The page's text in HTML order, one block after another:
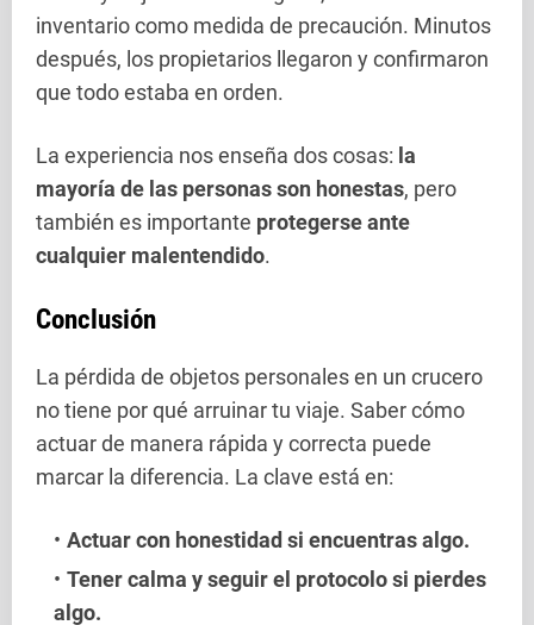
inventario como medida de precaución. Minutos
después, los propietarios llegaron y confirmaron
que todo estaba en orden.
La experiencia nos enseña dos cosas: la
mayoría de las personas son honestas, pero
también es importante protegerse ante
cualquier malentendido.
Conclusión
La pérdida de objetos personales en un crucero
no tiene por qué arruinar tu viaje. Saber cómo
actuar de manera rápida y correcta puede
marcar la diferencia. La clave está en:
Actuar con honestidad si encuentras algo.
Tener calma y seguir el protocolo si pierdes
algo.